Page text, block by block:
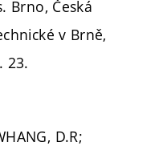
Brno, Česká
v Brně,
23.
D.R;